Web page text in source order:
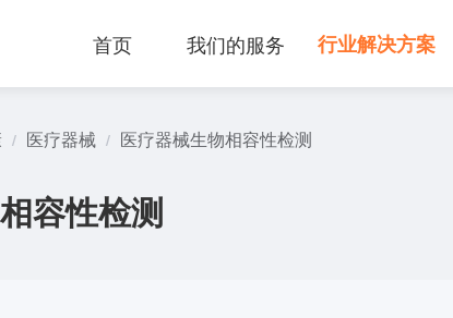
首页 我们的服务 行业解决方案
/ 医疗器械 / 医疗器械生物相容性检测
容性检测